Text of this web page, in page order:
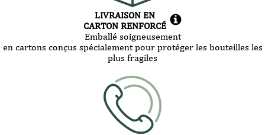
LIVRAISON EN
CARTON RENFORCÉ
Emballé soigneusement
en cartons conçus spécialement pour protéger les bouteilles les
plus fragiles